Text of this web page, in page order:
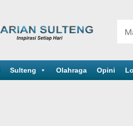
Sulteng Olahraga Opini